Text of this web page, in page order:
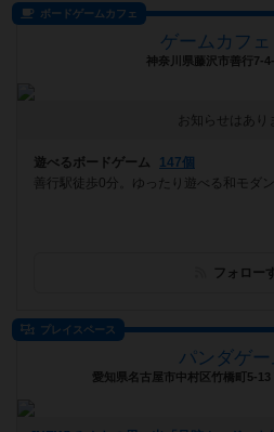
ボードゲームカフェ
ゲームカフ
神奈川県藤沢市善行7-
お知らせはあり
遊べるボードゲーム
147個
善行駅徒歩0分。ゆったり遊べる和モダ
フォロー
プレイスペース
パンダゲ
愛知県名古屋市中村区竹橋町5-